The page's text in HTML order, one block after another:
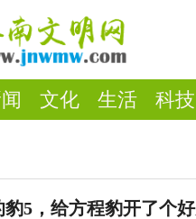
文化 生活 科技
豹5，给方程豹开了个